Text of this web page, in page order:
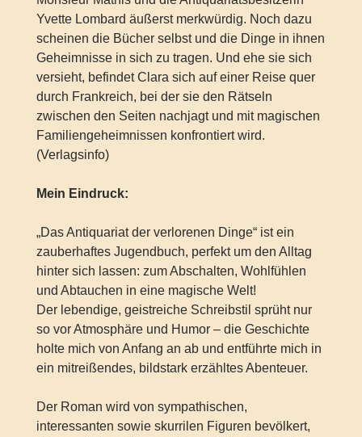
Yvette Lombard äußerst merkwürdig. Noch dazu
scheinen die Bücher selbst und die Dinge in ihnen
Geheimnisse in sich zu tragen. Und ehe sie sich
versieht, befindet Clara sich auf einer Reise quer
durch Frankreich, bei der sie den Rätseln
zwischen den Seiten nachjagt und mit magischen
Familiengeheimnissen konfrontiert wird.
(Verlagsinfo)
Mein Eindruck:
„Das Antiquariat der verlorenen Dinge“ ist ein
zauberhaftes Jugendbuch, perfekt um den Alltag
hinter sich lassen: zum Abschalten, Wohlfühlen
und Abtauchen in eine magische Welt!
Der lebendige, geistreiche Schreibstil sprüht nur
so vor Atmosphäre und Humor – die Geschichte
holte mich von Anfang an ab und entführte mich in
ein mitreißendes, bildstark erzähltes Abenteuer.
Der Roman wird von sympathischen,
interessanten sowie skurrilen Figuren bevölkert,